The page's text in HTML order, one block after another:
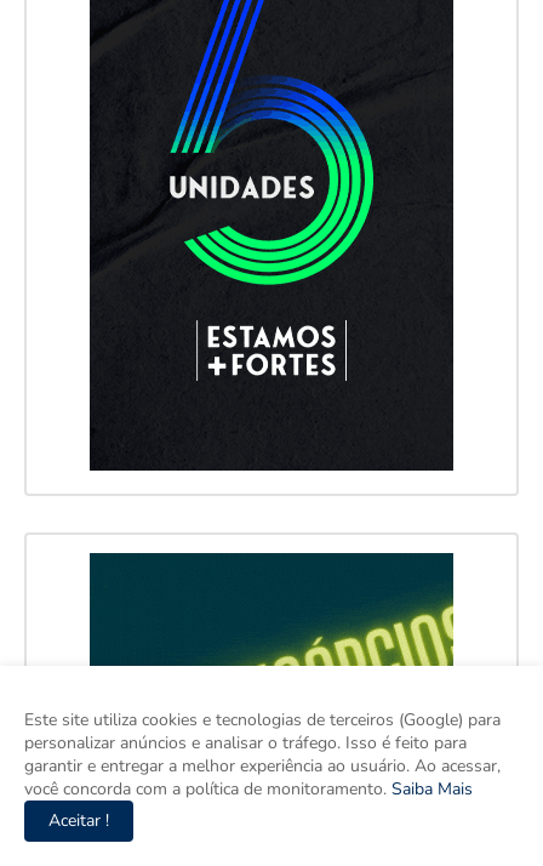
Este site utiliza cookies e tecnologias de terceiros (Google) para
personalizar anúncios e analisar o tráfego. Isso é feito para
garantir e entregar a melhor experiência ao usuário. Ao acessar,
você concorda com a política de monitoramento. Saiba Mais
Aceitar !